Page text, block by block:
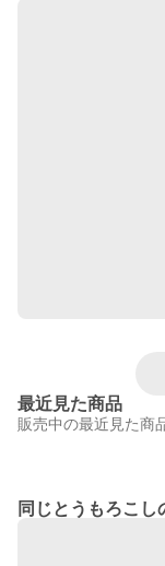
最近見た商品
販売中の最近見た商
同じとうもろこし